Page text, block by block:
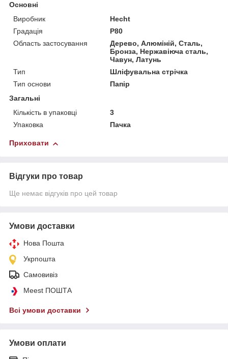
Основні
Виробник
Hecht
Градація
P80
Область застосування
Дерево, Алюміній, Сталь,
Бронза, Нержавіюча сталь,
Чавун, Латунь
Тип
Шліфувальна стрічка
Тип основи
Папір
Загальні
Кількість в упаковці
3
Упаковка
Пачка
Приховати
Відгуки про товар
Ще немає відгуків про цей товар
Умови доставки
Нова Пошта
Укрпошта
Самовивіз
Meest ПОШТА
Всі умови доставки
Умови оплати